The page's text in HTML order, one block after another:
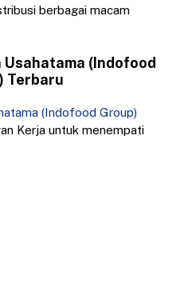
berbagai macam
Usahatama (Indofood
Terbaru
(Indofood Group)
Kerja untuk menempati